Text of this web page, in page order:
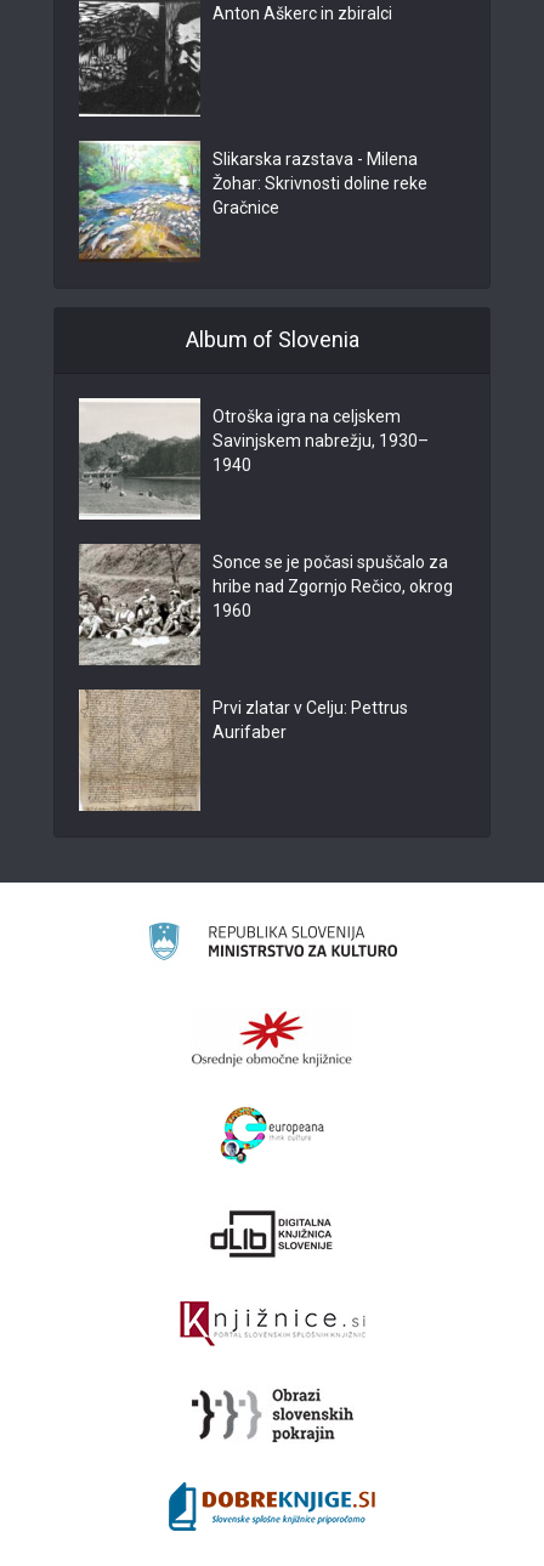
Anton Aškerc in zbiralci
Slikarska razstava - Milena
Žohar: Skrivnosti doline reke
Gračnice
Album of Slovenia
Otroška igra na celjskem
Savinjskem nabrežju, 1930–
1940
Sonce se je počasi spuščalo za
hribe nad Zgornjo Rečico, okrog
1960
Prvi zlatar v Celju: Pettrus
Aurifaber